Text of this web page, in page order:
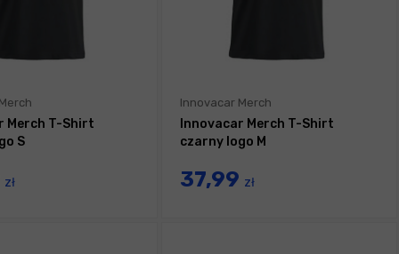
Merch T-Shirt
S
zł
Innovacar Merch
Innovacar Merch T-Shirt
czarny logo M
37,99 zł